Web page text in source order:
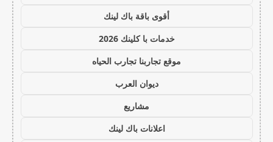
أقوى باقة باك لينك
خدمات با كلينك 2026
موقع تجاربنا تجارب الحياه
ديوان العرب
مشاريع
اعلانات باك لينك